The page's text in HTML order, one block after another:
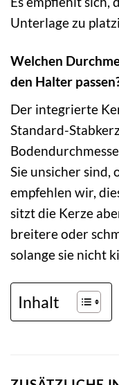
Unterlage zu
Welchen
den Halter
Der integrierte
Standard-
Sie unsicher sind,
empfehlen wir,
sitzt die Kerze
breitere oder
solange sie nicht
Inhalt